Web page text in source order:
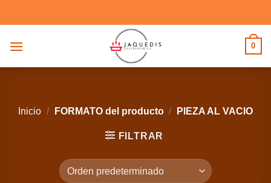
0
Inicio / FORMATO del producto / PIEZA AL VACIO
FILTRAR